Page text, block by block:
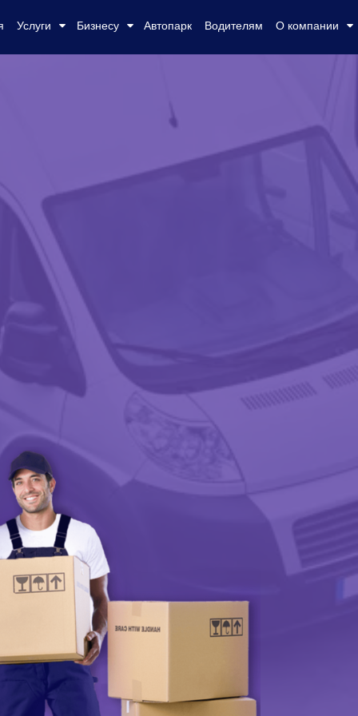
Услуги Бизнесу Автопарк Водителям О компании